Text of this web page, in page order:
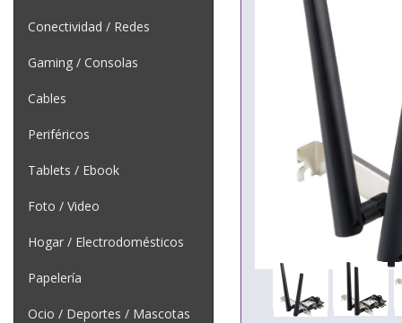
Conectividad / Redes
Gaming / Consolas
Cables
Periféricos
Tablets / Ebook
Foto / Video
Hogar / Electrodomésticos
Papelería
Ocio / Deportes / Mascotas